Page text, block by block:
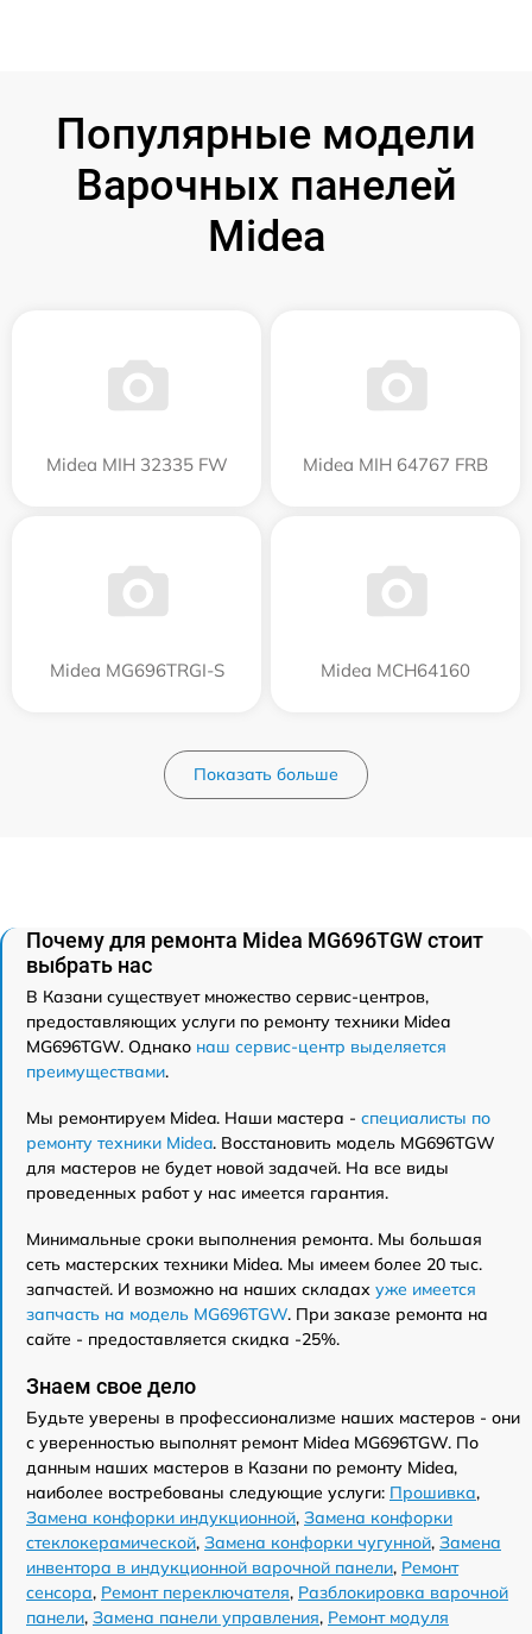
Популярные модели
Варочных панелей
Midea
Midea MIH 32335 FW Midea MIH 64767 FRB
Midea MG696TRGI-S Midea MCH64160
Показать больше
Почему для ремонта Midea MG696TGW стоит
выбрать нас
В Казани существует множество сервис-центров,
предоставляющих услуги по ремонту техники Midea
MG696TGW. Однако наш сервис-центр выделяется
преимуществами.
Мы ремонтируем Midea. Наши мастера - специалисты по
ремонту техники Midea. Восстановить модель MG696TGW
для мастеров не будет новой задачей. На все виды
проведенных работ у нас имеется гарантия.
Минимальные сроки выполнения ремонта. Мы большая
сеть мастерских техники Midea. Мы имеем более 20 тыс.
запчастей. И возможно на наших складах уже имеется
запчасть на модель MG696TGW. При заказе ремонта на
сайте - предоставляется скидка -25%.
Знаем свое дело
Будьте уверены в профессионализме наших мастеров - они
с уверенностью выполнят ремонт Midea MG696TGW. По
данным наших мастеров в Казани по ремонту Midea,
наиболее востребованы следующие услуги: Прошивка,
Замена конфорки индукционной, Замена конфорки
стеклокерамической, Замена конфорки чугунной, Замена
инвентора в индукционной варочной панели, Ремонт
сенсора, Ремонт переключателя, Разблокировка варочной
панели, Замена панели управления, Ремонт модуля